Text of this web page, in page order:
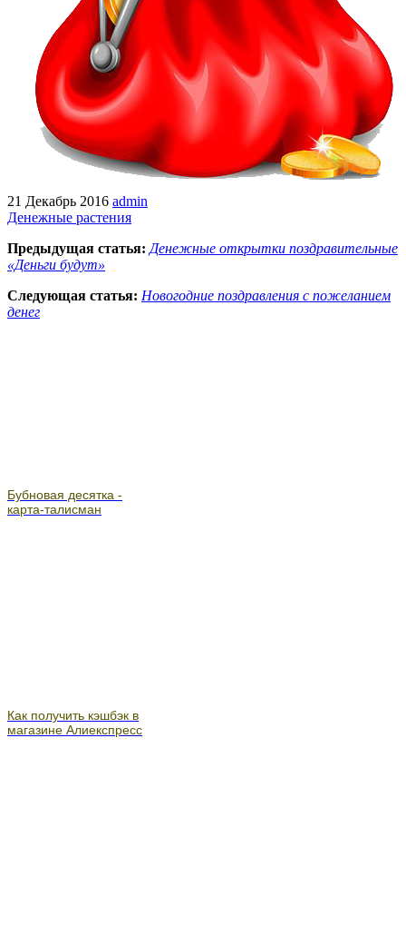
21 Декабрь 2016 admin
Денежные растения
Предыдущая статья: Денежные открытки поздравительные
«Деньги будут»
Следующая статья: Новогодние поздравления с пожеланием
денег
Бубновая десятка -
карта-талисман
Как получить кэшбэк в
магазине Алиекспресс